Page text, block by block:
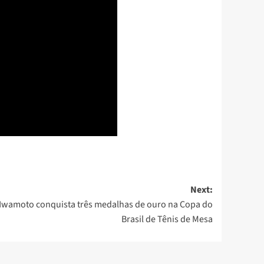
Next:
conquista três medalhas de ouro na Copa do
Brasil de Tênis de Mesa